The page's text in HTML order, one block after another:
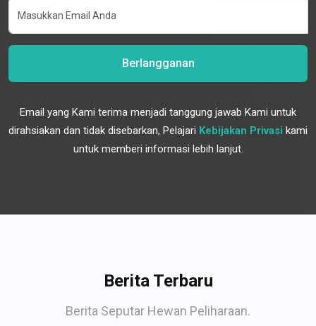
Berlangganan
Email yang Kami terima menjadi tanggung jawab Kami untuk
dirahsiakan dan tidak disebarkan, Pelajari Kebijakan Privasi kami
untuk memberi informasi lebih lanjut.
Berita Terbaru
Berita Seputar Hewan Peliharaan.